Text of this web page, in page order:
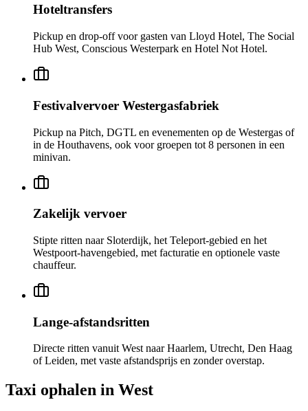
Hoteltransfers
Pickup en drop-off voor gasten van Lloyd Hotel, The Social
Hub West, Conscious Westerpark en Hotel Not Hotel.
Festivalvervoer Westergasfabriek
Pickup na Pitch, DGTL en evenementen op de Westergas of
in de Houthavens, ook voor groepen tot 8 personen in een
minivan.
Zakelijk vervoer
Stipte ritten naar Sloterdijk, het Teleport-gebied en het
Westpoort-havengebied, met facturatie en optionele vaste
chauffeur.
Lange-afstandsritten
Directe ritten vanuit West naar Haarlem, Utrecht, Den Haag
of Leiden, met vaste afstandsprijs en zonder overstap.
Taxi ophalen in West